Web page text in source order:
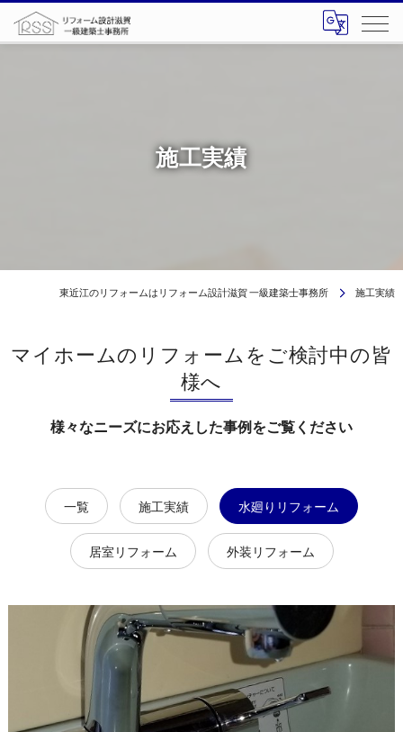
施工実績
東近江のリフォームはリフォーム設計滋賀 一級建築士事務所 施工実績
マイホームのリフォームをご検討中の皆
様へ
様々なニーズにお応えした事例をご覧ください
一覧 施工実績 水廻りリフォーム
居室リフォーム 外装リフォーム